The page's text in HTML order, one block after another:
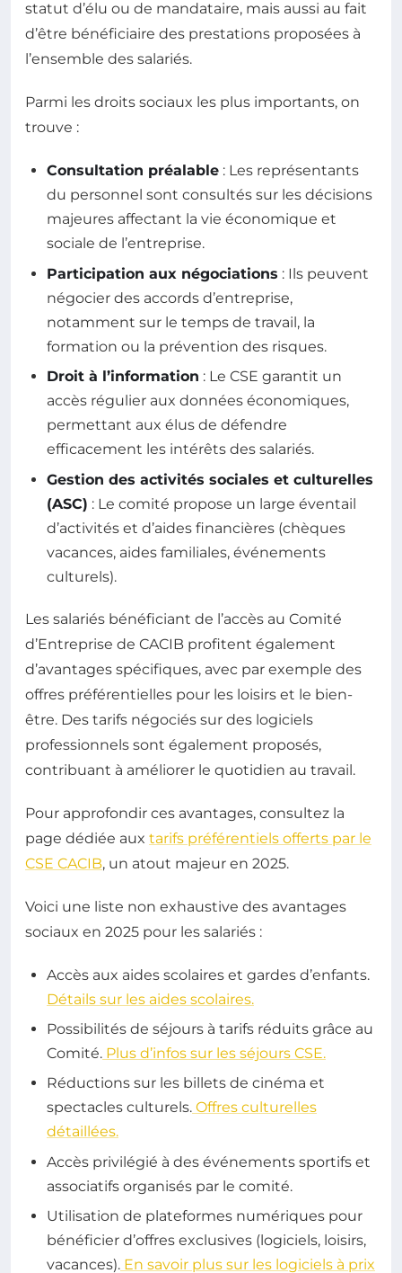
statut d’élu ou de mandataire, mais aussi au fait
d’être bénéficiaire des prestations proposées à
l’ensemble des salariés.
Parmi les droits sociaux les plus importants, on
trouve :
Consultation préalable : Les représentants
du personnel sont consultés sur les décisions
majeures affectant la vie économique et
sociale de l’entreprise.
Participation aux négociations : Ils peuvent
négocier des accords d’entreprise,
notamment sur le temps de travail, la
formation ou la prévention des risques.
Droit à l’information : Le CSE garantit un
accès régulier aux données économiques,
permettant aux élus de défendre
efficacement les intérêts des salariés.
Gestion des activités sociales et culturelles
(ASC) : Le comité propose un large éventail
d’activités et d’aides financières (chèques
vacances, aides familiales, événements
culturels).
Les salariés bénéficiant de l’accès au Comité
d’Entreprise de CACIB profitent également
d’avantages spécifiques, avec par exemple des
offres préférentielles pour les loisirs et le bien-
être. Des tarifs négociés sur des logiciels
professionnels sont également proposés,
contribuant à améliorer le quotidien au travail.
Pour approfondir ces avantages, consultez la
page dédiée aux tarifs préférentiels offerts par le
CSE CACIB, un atout majeur en 2025.
Voici une liste non exhaustive des avantages
sociaux en 2025 pour les salariés :
Accès aux aides scolaires et gardes d’enfants.
Détails sur les aides scolaires.
Possibilités de séjours à tarifs réduits grâce au
Comité. Plus d’infos sur les séjours CSE.
Réductions sur les billets de cinéma et
spectacles culturels. Offres culturelles
détaillées.
Accès privilégié à des événements sportifs et
associatifs organisés par le comité.
Utilisation de plateformes numériques pour
bénéficier d’offres exclusives (logiciels, loisirs,
vacances). En savoir plus sur les logiciels à prix